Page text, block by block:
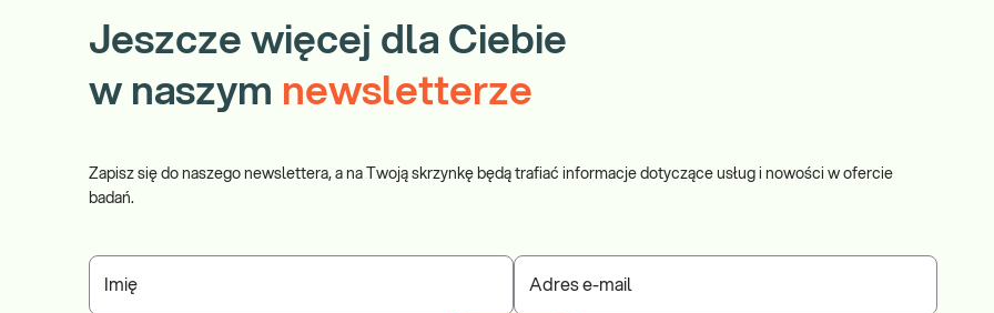
Jeszcze więcej dla Ciebie
w naszym newsletterze
Zapisz się do naszego newslettera, a na Twoją skrzynkę będą trafiać informacje dotyczące usług i nowości w ofercie
badań.
Imię Adres e-mail